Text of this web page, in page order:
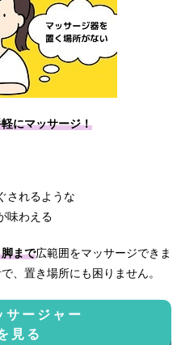
にマッサージ！
されるような
味わえる
まで広範囲をマッサージできま
、置き場所にも困りません。
サージャー
見る